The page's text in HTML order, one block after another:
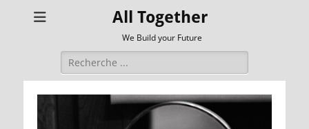
All Together
We Build your Future
Rechercher :